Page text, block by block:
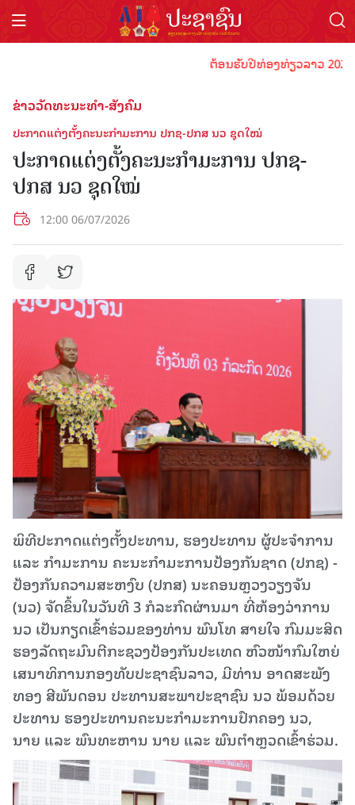
ຕ້ອນຮັບປີທ່ອງທ່ຽວລາວ 2024
ຂ່າວວັດທະນະທຳ-ສັງຄົມ
ປະກາດແຕ່ງຕັ້ງຄະນະກຳມະການ ປກຊ-ປກສ ນວ ຊຸດໃໝ່
ປະກາດແຕ່ງຕັ້ງຄະນະກຳມະການ ປກຊ-
ປກສ ນວ ຊຸດໃໝ່
12:00 06/07/2026
ພິທີປະກາດແຕ່ງຕັ້ງປະທານ, ຮອງປະທານ ຜູ້ປະຈຳການ
ແລະ ກຳມະການ ຄະນະກຳມະການປ້ອງກັນຊາດ (ປກຊ) -
ປ້ອງກັນຄວາມສະຫງົບ (ປກສ) ນະຄອນຫຼວງວຽງຈັນ
(ນວ) ຈັດຂຶ້ນໃນວັນທີ 3 ກໍລະກົດຜ່ານມາ ທີ່ຫ້ອງວ່າການ
ນວ ເປັນກຽດເຂົ້າຮ່ວມຂອງທ່ານ ພົນໂທ ສາຍໃຈ ກົມມະສິດ
ຮອງລັດຖະມົນຕີກະຊວງປ້ອງກັນ​ປະເທດ ຫົວໜ້າກົມໃຫຍ່
ເສນາທິການກອງທັບປະຊາຊົນລາວ, ມີທ່ານ ​ອາດສະພັງ
ທອງ ສີພັນດອນ ປະທານສະພາປະຊາຊົນ ນວ ພ້ອມດ້ວຍ
ປະທານ ຮອງປະທານຄະນະກຳມະການປົກຄອງ ນວ,
ນາຍ ແລະ ພົນ​ທະຫານ ນາຍ ແລະ ພົນຕຳຫຼວດເຂົ້າຮ່ວມ.